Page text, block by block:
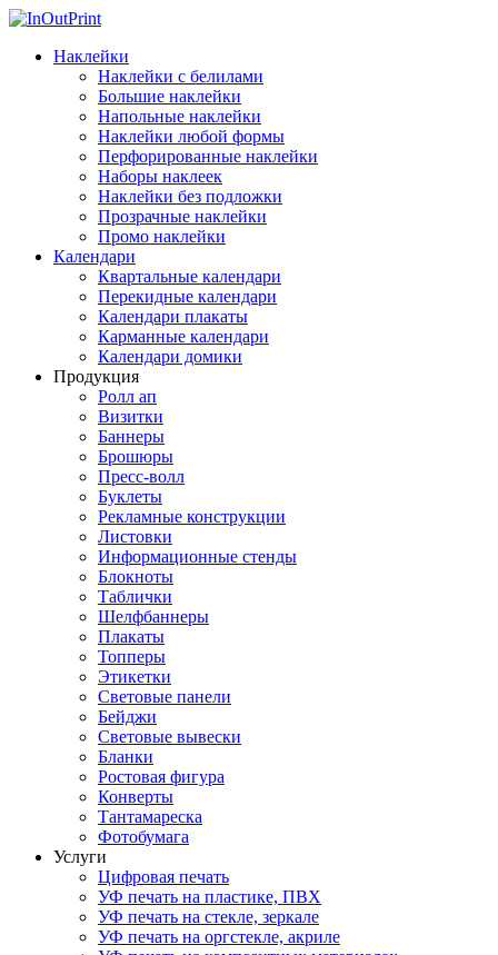
Наклейки
Наклейки с белилами
Большие наклейки
Напольные наклейки
Наклейки любой формы
Перфорированные наклейки
Наборы наклеек
Наклейки без подложки
Прозрачные наклейки
Промо наклейки
Календари
Квартальные календари
Перекидные календари
Календари плакаты
Карманные календари
Календари домики
Продукция
Ролл ап
Визитки
Баннеры
Брошюры
Пресс-волл
Буклеты
Рекламные конструкции
Листовки
Информационные стенды
Блокноты
Таблички
Шелфбаннеры
Плакаты
Топперы
Этикетки
Световые панели
Бейджи
Световые вывески
Бланки
Ростовая фигура
Конверты
Тантамареска
Фотобумага
Услуги
Цифровая печать
УФ печать на пластике, ПВХ
УФ печать на стекле, зеркале
УФ печать на оргстекле, акриле